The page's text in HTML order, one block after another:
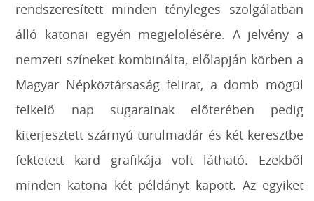
rendszeresített minden tényleges szolgálatban
álló katonai egyén megjelölésére. A jelvény a
nemzeti színeket kombinálta, előlapján körben a
Magyar Népköztársaság felirat, a domb mögül
felkelő nap sugarainak előterében pedig
kiterjesztett szárnyú turulmadár és két keresztbe
fektetett kard grafikája volt látható. Ezekből
minden katona két példányt kapott. Az egyiket